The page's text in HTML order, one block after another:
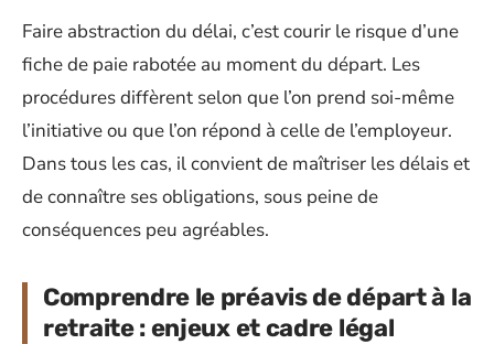
Faire abstraction du délai, c’est courir le risque d’une
fiche de paie rabotée au moment du départ. Les
procédures diffèrent selon que l’on prend soi-même
l’initiative ou que l’on répond à celle de l’employeur.
Dans tous les cas, il convient de maîtriser les délais et
de connaître ses obligations, sous peine de
conséquences peu agréables.
Comprendre le préavis de départ à la
retraite : enjeux et cadre légal